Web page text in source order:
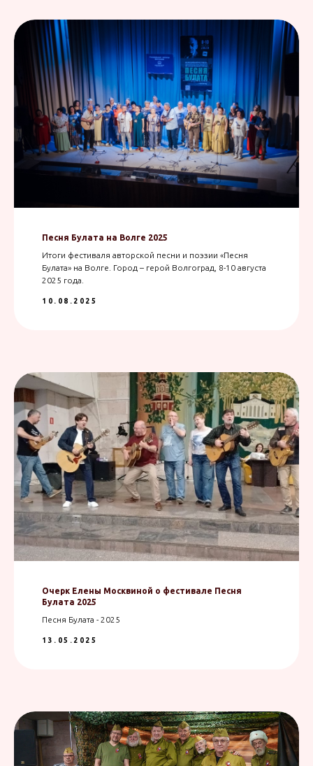
Песня Булата на Волге 2025
Итоги фестиваля авторской песни и поэзии «Песня
Булата» на Волге. Город – герой Волгоград, 8-10 августа
2025 года.
10.08.2025
Очерк Елены Москвиной о фестивале Песня
Булата 2025
Песня Булата - 2025
13.05.2025